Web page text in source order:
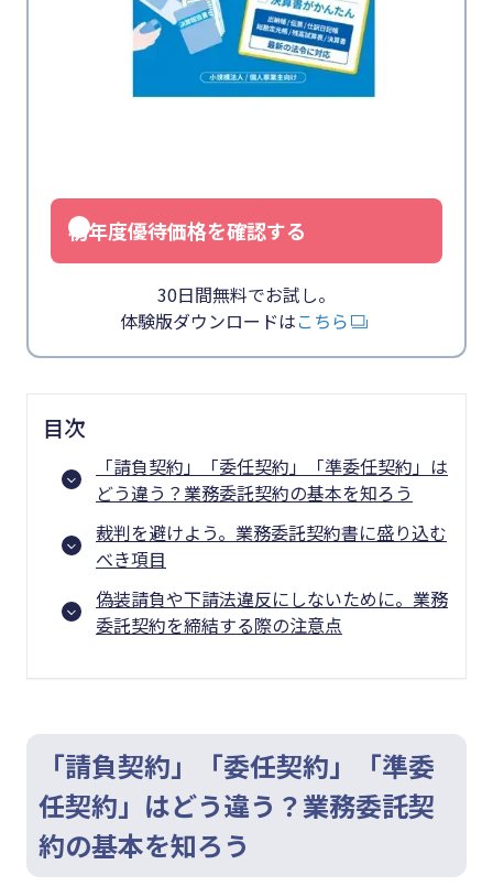
初年度優待価格を確認する
30日間無料でお試し。
体験版ダウンロードはこちら
目次
「請負契約」「委任契約」「準委任契約」は
どう違う？業務委託契約の基本を知ろう
裁判を避けよう。業務委託契約書に盛り込む
べき項目
偽装請負や下請法違反にしないために。業務
委託契約を締結する際の注意点
「請負契約」「委任契約」「準委
任契約」はどう違う？業務委託契
約の基本を知ろう